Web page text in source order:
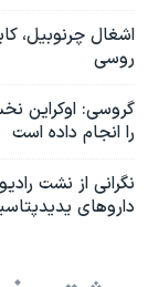
اشغال چرنوبیل،
روسی
گروسی: اوکراین
را انجام داده است
نگرانی از نشت
داروهای